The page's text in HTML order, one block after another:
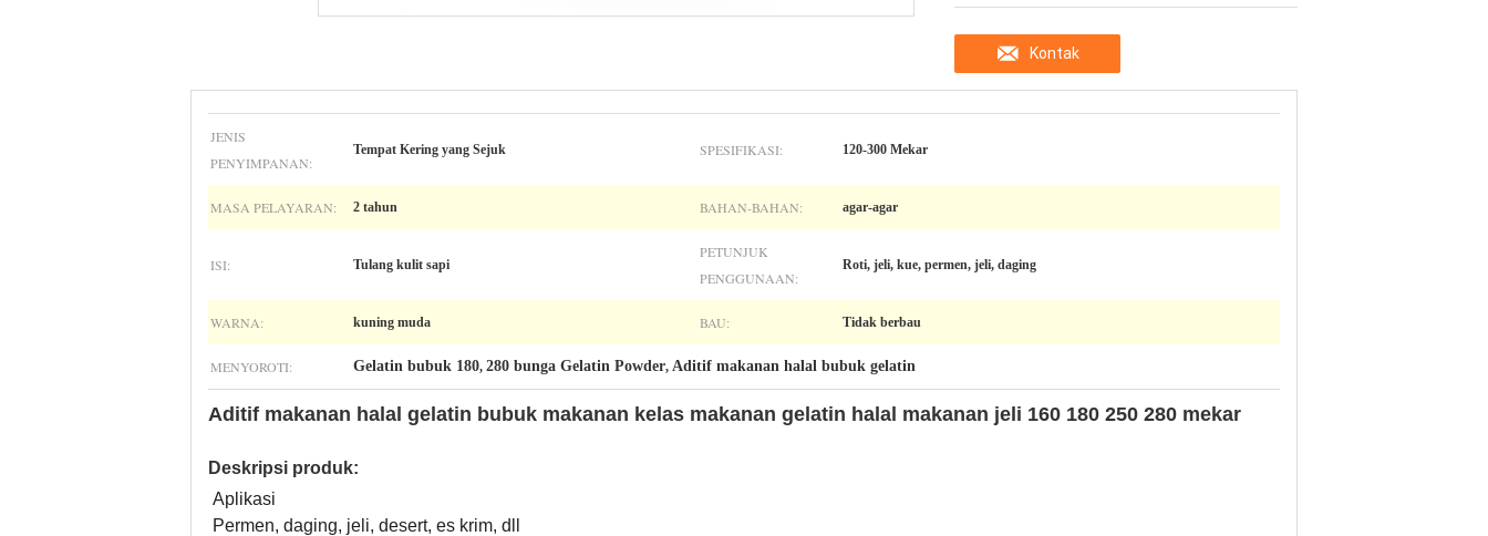
Kontak
JENIS
PENYIMPANAN:
Tempat Kering yang Sejuk SPESIFIKASI: 120-300 Mekar
MASA PELAYARAN: 2 tahun BAHAN-BAHAN: agar-agar
ISI: Tulang kulit sapi
PETUNJUK
PENGGUNAAN:
Roti, jeli, kue, permen, jeli, daging
WARNA: kuning muda BAU: Tidak berbau
MENYOROTI: Gelatin bubuk 180, 280 bunga Gelatin Powder, Aditif makanan halal bubuk gelatin
Aditif makanan halal gelatin bubuk makanan kelas makanan gelatin halal makanan jeli 160 180 250 280 mekar
Deskripsi produk:
Aplikasi
Permen, daging, jeli, desert, es krim, dll